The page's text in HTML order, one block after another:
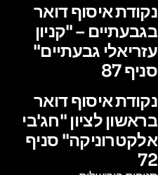
נקודת איסוף דואר
בגבעתיים – "קניון
עזריאלי גבעתיים"
סניף 87
נקודת איסוף דואר
בראשון לציון "חג'בי
אלקטרוניקה" סניף
72